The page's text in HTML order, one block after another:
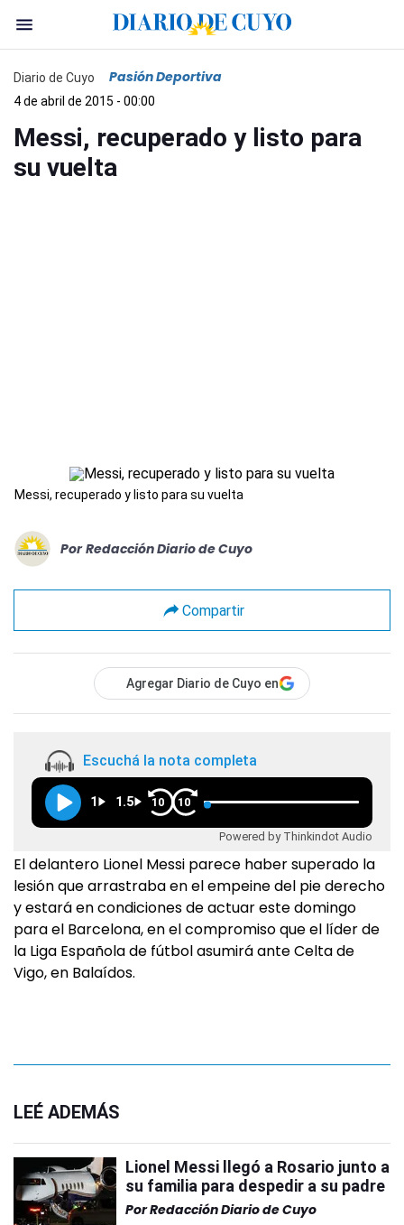
Diario de Cuyo Pasión Deportiva
4 de abril de 2015 - 00:00
Messi, recuperado y listo para
su vuelta
Messi, recuperado y listo para su vuelta
Por Redacción Diario de Cuyo
Compartir
Agregar Diario de Cuyo en
Escuchá la nota completa
1 1.5 10 10
Powered by Thinkindot Audio
El delantero Lionel Messi parece haber superado la
lesión que arrastraba en el empeine del pie derecho
y estará en condiciones de actuar este domingo
para el Barcelona, en el compromiso que el líder de
la Liga Española de fútbol asumirá ante Celta de
Vigo, en Balaídos.
LEÉ ADEMÁS
Lionel Messi llegó a Rosario junto a
su familia para despedir a su padre
PorRedacción Diario de Cuyo